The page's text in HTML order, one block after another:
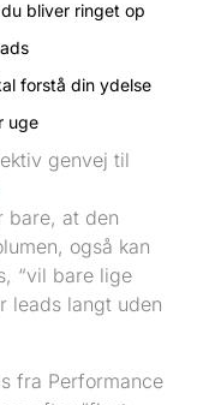
bliver ringet op
forstå din ydelse
uge
genvej til
bare, at den
også kan
“vil bare lige
leads langt uden
fra Performance